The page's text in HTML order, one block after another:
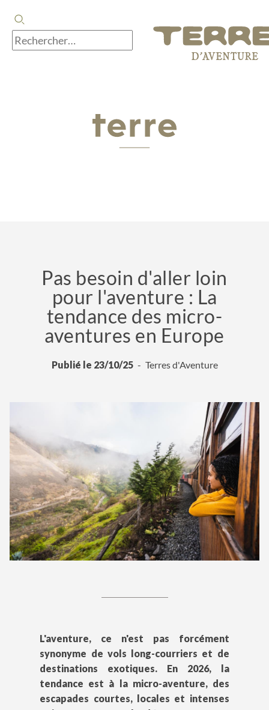
Pas besoin d'aller loin
pour l'aventure : La
tendance des micro-
aventures en Europe
Publié le 23/10/25 Terres d'Aventure
L'aventure, ce n'est pas forcément
synonyme de vols long-courriers et de
destinations exotiques. En 2026, la
tendance est à la micro-aventure, des
escapades courtes, locales et intenses